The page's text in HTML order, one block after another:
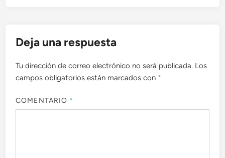
Deja una respuesta
Tu dirección de correo electrónico no será publicada. Los
campos obligatorios están marcados con *
COMENTARIO *